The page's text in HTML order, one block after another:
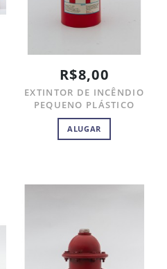
R$8,00
EXTINTOR DE INCÊNDIO
PEQUENO PLÁSTICO
ALUGAR